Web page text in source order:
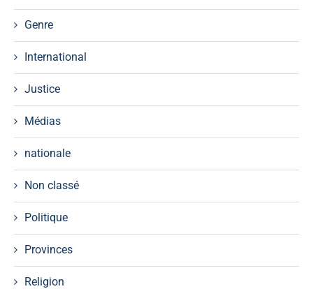
Genre
International
Justice
Médias
nationale
Non classé
Politique
Provinces
Religion